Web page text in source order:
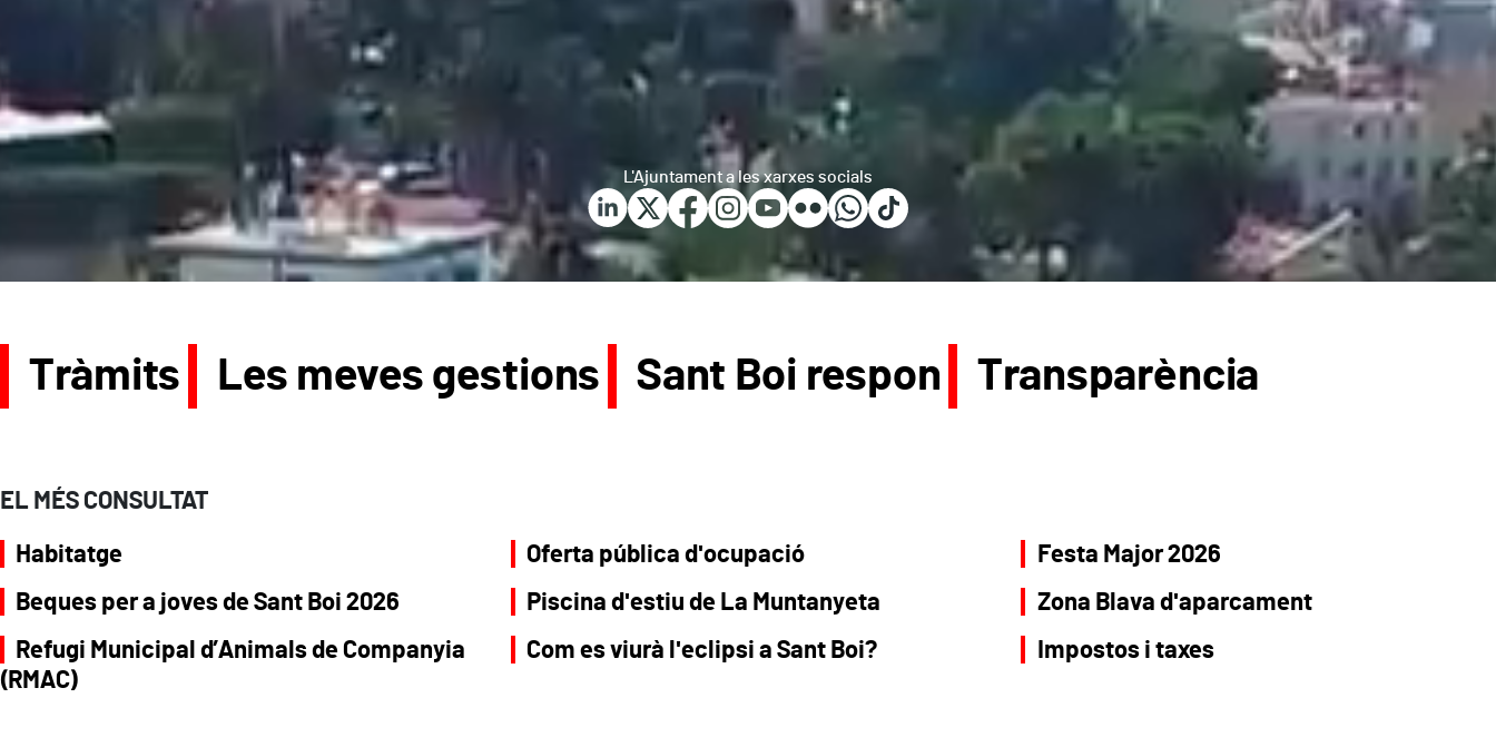
L'Ajuntament a les xarxes socials
Tràmits Les meves gestions Sant Boi respon Transparència
EL MÉS CONSULTAT
Habitatge Oferta pública d'ocupació
Festa Major 2026
Beques per a joves de Sant Boi 2026
Piscina d'estiu de La Muntanyeta
Zona Blava d'aparcament
Refugi Municipal d’Animals de Companyia
(RMAC)
Com es viurà l'eclipsi a Sant Boi? Impostos i taxes